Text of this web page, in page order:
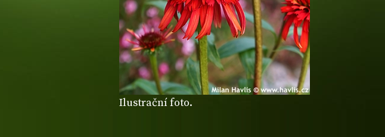
Ilustrační foto.